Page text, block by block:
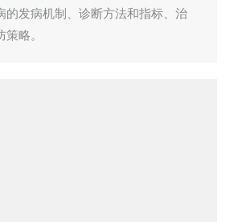
的发病机制、诊断方法和指标、治
略。